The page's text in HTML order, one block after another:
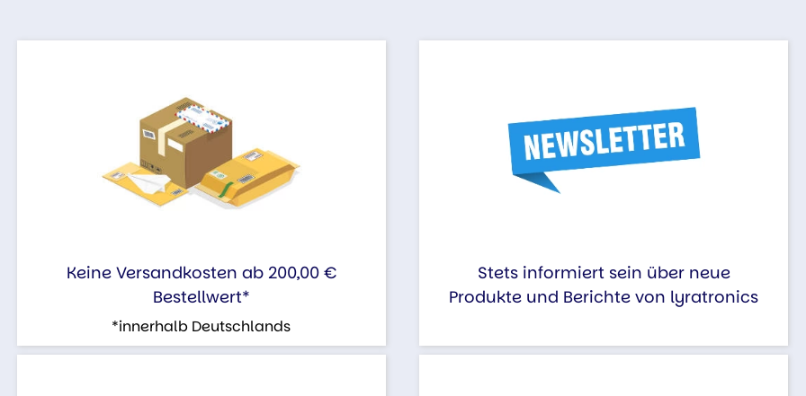
Keine Versandkosten ab 200,00 €
Bestellwert*
*innerhalb Deutschlands
Stets informiert sein über neue
Produkte und Berichte von lyratronics